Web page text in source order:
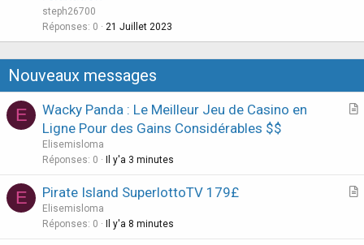
t
i
n
steph26700
Réponses 0 21 Juillet 2023
Nouveaux messages
E
A
l
Wacky Panda : Le Meilleur Jeu de Casino en
Ligne Pour des Gains Considérables $$
Elisemisloma
Réponses 0 Il y'a 3 minutes
E
A
Pirate Island SuperlottoTV 179£
Elisemisloma
Réponses 0 Il y'a 8 minutes